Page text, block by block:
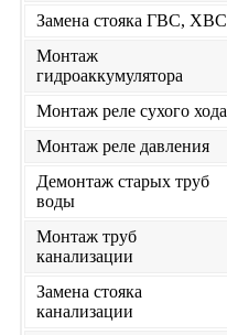
Замена стояка ГВС, ХВС
Монтаж
гидроаккумулятора
Монтаж реле сухого хода
Монтаж реле давления
Демонтаж старых труб
воды
Монтаж труб
канализации
Замена стояка
канализации